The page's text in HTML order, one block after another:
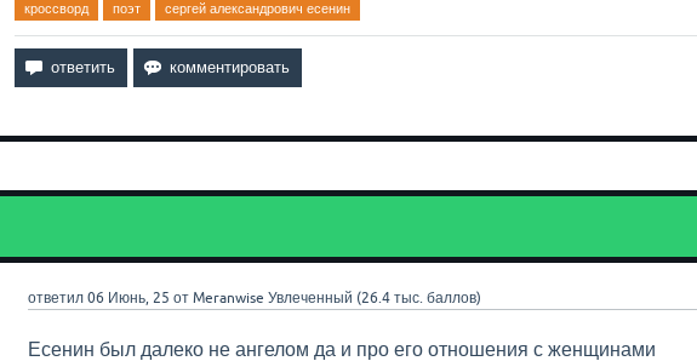
кроссворд поэт сергей александрович есенин
ответил 06 Июнь, 25 отMeranwise Увлеченный (26.4 тыс. баллов)
Есенин был далеко не ангелом да и про его отношения с женщинами